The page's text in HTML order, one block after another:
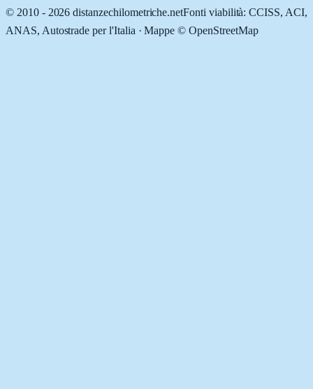
© 2010 - 2026 distanzechilometriche.netFonti viabilità: CCISS, ACI,
ANAS, Autostrade per l'Italia · Mappe © OpenStreetMap